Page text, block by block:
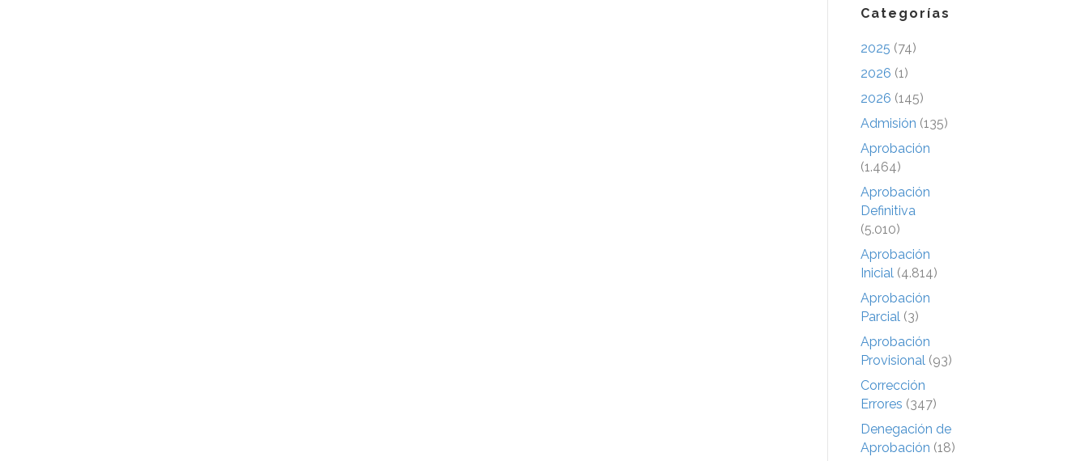
Categorías
2025 (74)
2026 (1)
2026 (145)
Admisión (135)
Aprobación
(1.464)
Aprobación
Definitiva
(5.010)
Aprobación
Inicial (4.814)
Aprobación
Parcial (3)
Aprobación
Provisional (93)
Corrección
Errores (347)
Denegación de
Aprobación (18)